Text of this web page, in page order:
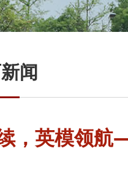
闻
，英模领航